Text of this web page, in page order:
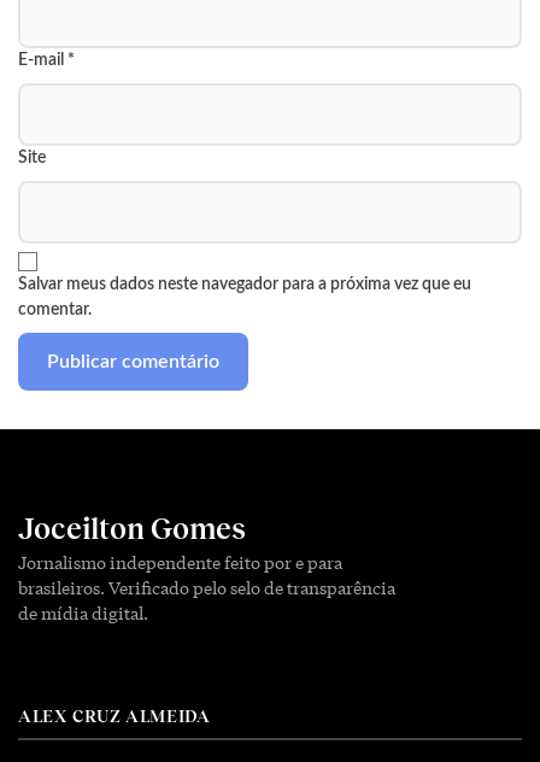
E-mail *
Site
Salvar meus dados neste navegador para a próxima vez que eu
comentar.
Joceilton Gomes
Jornalismo independente feito por e para
brasileiros. Verificado pelo selo de transparência
de mídia digital.
ALEX CRUZ ALMEIDA